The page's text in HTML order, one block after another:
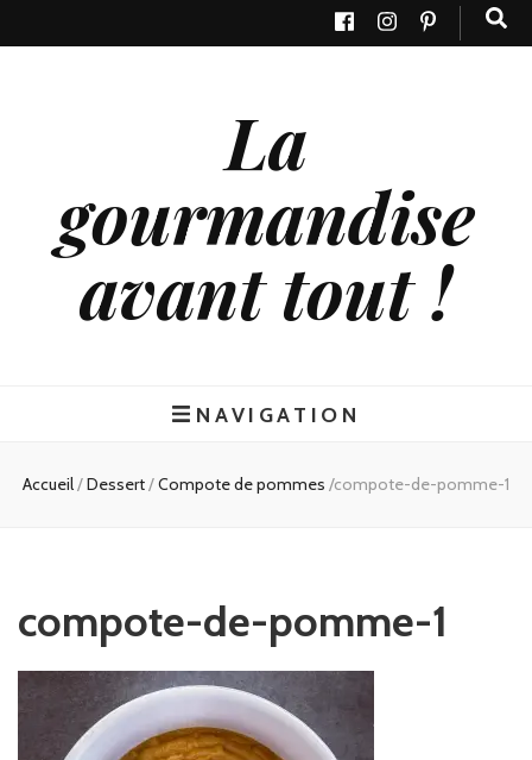
La
gourmandise
avant tout !
NAVIGATION
Accueil/Dessert/Compote de pommes /compote-de-pomme-1
compote-de-pomme-1